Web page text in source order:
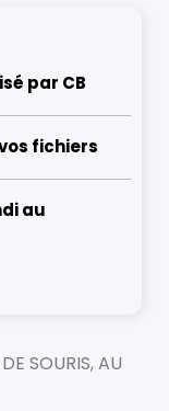
par CB
fichiers
au
SOURIS, AU